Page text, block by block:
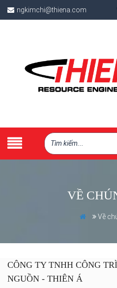
ngkimchi@thiena.com
VỀ
Về
CÔNG TY TNHH CÔNG
NGUỒN - THIÊN Á